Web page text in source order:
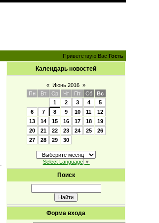
Приветствую Вас Гость
Календарь новостей
« Июнь 2016 »
Пн
Вт Ср Чт Пт Сб
Вс
1
2 3 4
5
6
7 8 9 10 11
12
13
14 15 16 17 18
19
20
21 22 23 24 25
26
27
28 29 30
Select Language ▼
Поиск
Форма входа